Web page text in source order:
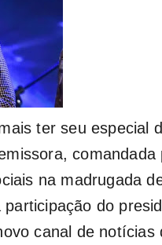
ter seu especial
comandada
na madrugada
do
canal de notícias